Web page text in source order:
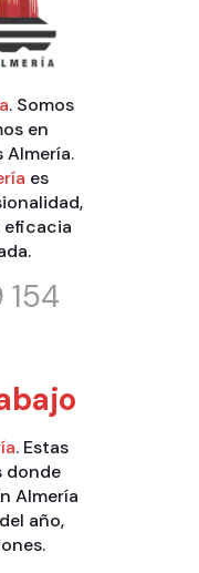
. Somos
en
Almería.
es
eficacia
. Estas
donde
Almería
año,